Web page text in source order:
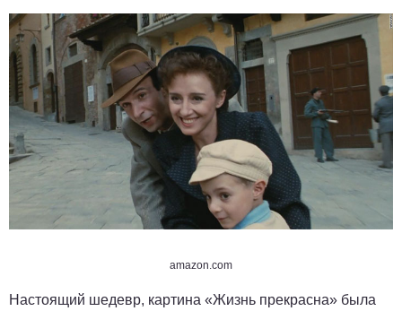
amazon.com
Настоящий шедевр, картина «Жизнь прекрасна» была